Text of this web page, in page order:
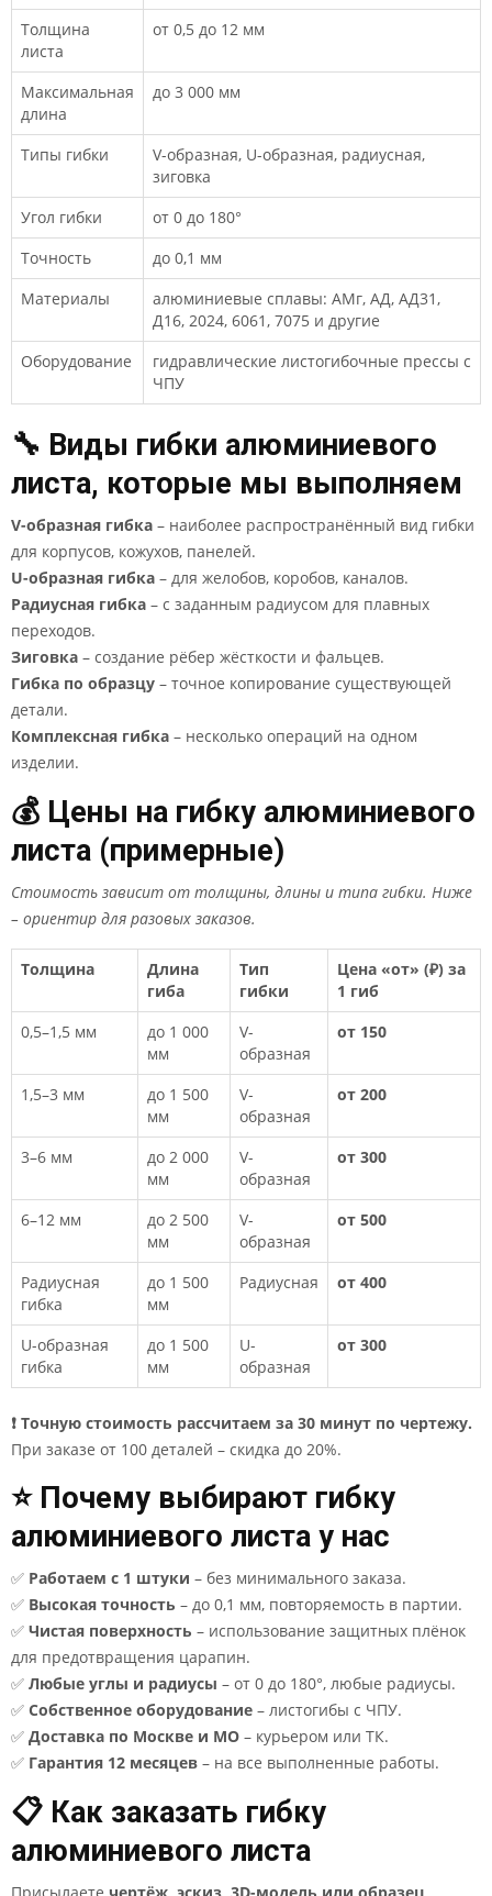
Толщина
листа
от 0,5 до 12 мм
Максимальная
длина
до 3 000 мм
Типы гибки
V-образная, U-образная, радиусная,
зиговка
Угол гибки
от 0 до 180°
Точность
до 0,1 мм
Материалы
алюминиевые сплавы: АМг, АД, АД31,
Д16, 2024, 6061, 7075 и другие
Оборудование
гидравлические листогибочные прессы с
ЧПУ
🔧 Виды гибки алюминиевого
листа, которые мы выполняем
V-образная гибка – наиболее распространённый вид гибки
для корпусов, кожухов, панелей.
U-образная гибка – для желобов, коробов, каналов.
Радиусная гибка – с заданным радиусом для плавных
переходов.
Зиговка – создание рёбер жёсткости и фальцев.
Гибка по образцу – точное копирование существующей
детали.
Комплексная гибка – несколько операций на одном
изделии.
💰 Цены на гибку алюминиевого
листа (примерные)
Стоимость зависит от толщины, длины и типа гибки. Ниже
– ориентир для разовых заказов.
Толщина
Длина
гиба
Тип
гибки
Цена «от» (₽) за
1 гиб
0,5–1,5 мм
до 1 000
мм
V-
образная
от 150
1,5–3 мм
до 1 500
мм
V-
образная
от 200
3–6 мм
до 2 000
мм
V-
образная
от 300
6–12 мм
до 2 500
мм
V-
образная
от 500
Радиусная
гибка
до 1 500
мм
Радиусная от 400
U-образная
гибка
до 1 500
мм
U-
образная
от 300
❗ Точную стоимость рассчитаем за 30 минут по чертежу.
При заказе от 100 деталей – скидка до 20%.
⭐ Почему выбирают гибку
алюминиевого листа у нас
✅ Работаем с 1 штуки – без минимального заказа.
✅ Высокая точность – до 0,1 мм, повторяемость в партии.
✅ Чистая поверхность – использование защитных плёнок
для предотвращения царапин.
✅ Любые углы и радиусы – от 0 до 180°, любые радиусы.
✅ Собственное оборудование – листогибы с ЧПУ.
✅ Доставка по Москве и МО – курьером или ТК.
✅ Гарантия 12 месяцев – на все выполненные работы.
📋 Как заказать гибку
алюминиевого листа